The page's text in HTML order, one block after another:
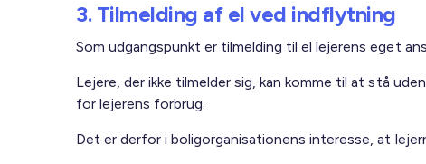
3. Tilmelding af el ved indflytning
Som udgangspunkt er tilmelding til el lejerens eget
Lejere, der ikke tilmelder sig, kan komme til at stå
for lejerens forbrug.
Det er derfor i boligorganisationens interesse, at